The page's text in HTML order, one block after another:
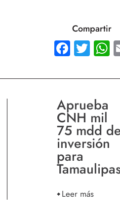
Compartir
Aprueba
CNH mil
75 mdd
inversión
para
Leer más